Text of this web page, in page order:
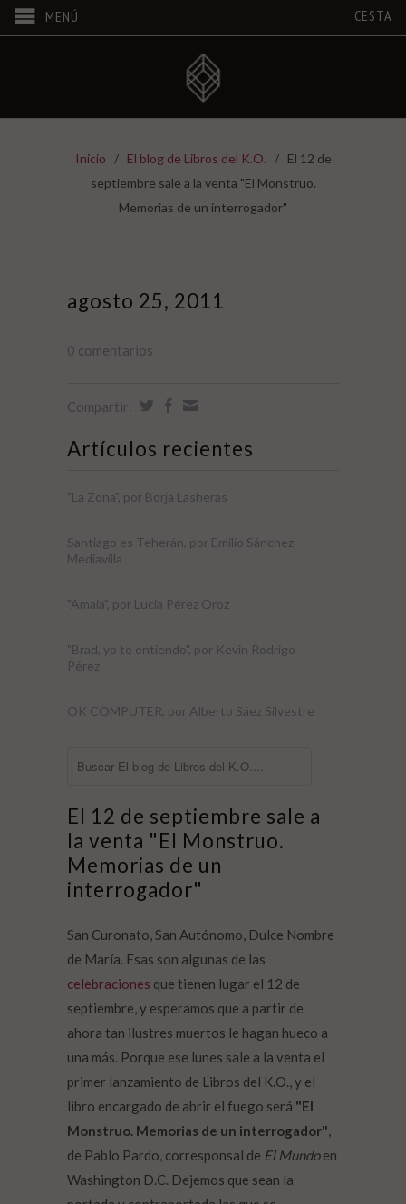
MENÚ CESTA
Inicio / El blog de Libros del K.O. / El 12 de
septiembre sale a la venta "El Monstruo.
Memorias de un interrogador"
agosto 25, 2011
0 comentarios
Compartir:
Artículos recientes
"La Zona", por Borja Lasheras
Santiago es Teherán, por Emilio Sánchez
Mediavilla
"Amaia", por Lucía Pérez Oroz
"Brad, yo te entiendo", por Kevin Rodrigo
Pérez
OK COMPUTER, por Alberto Sáez Silvestre
El 12 de septiembre sale a
la venta "El Monstruo.
Memorias de un
interrogador"
San Curonato, San Autónomo, Dulce Nombre
de María. Esas son algunas de las
celebraciones que tienen lugar el 12 de
septiembre, y esperamos que a partir de
ahora tan ilustres muertos le hagan hueco a
una más. Porque ese lunes sale a la venta el
primer lanzamiento de Libros del K.O., y el
libro encargado de abrir el fuego será "El
Monstruo. Memorias de un interrogador"
de Pablo Pardo, corresponsal de El Mundoen
Washington D.C. Dejemos que sean la